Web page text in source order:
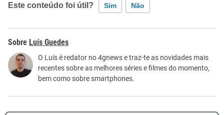
Este conteúdo foi útil? Sim Não
Este conteúdo contém informação incorreta
Este conteúdo não tem a informação que procuro
Outro
Luís Guedes
O Luís é redator no 4gnews e traz-te as novidades mais
recentes sobre as melhores séries e filmes do momento,
bem como sobre smartphones.